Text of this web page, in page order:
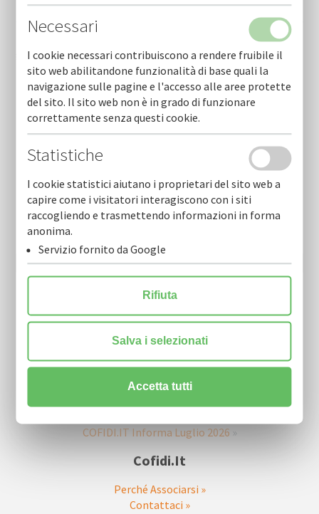
Banca aidexa s.p.a.
Banca di credito cooperativo san marzano di san giuseppe -
gruppo cassa centrale
Newsletter
Resta sempre aggiornato sulle nostre novità.
Scarica la nostra Newsletter e iscriviti per riceverla via mail.
Ultime Newsletter
COFIDI.IT Informa Luglio 2026 »
Cofidi.it
Perché Associarsi »
Contattaci »
Necessari
I cookie necessari contribuiscono a rendere fruibile il
sito web abilitandone funzionalità di base quali la
navigazione sulle pagine e l'accesso alle aree protette
del sito. Il sito web non è in grado di funzionare
correttamente senza questi cookie.
Statistiche
I cookie statistici aiutano i proprietari del sito web a
capire come i visitatori interagiscono con i siti
raccogliendo e trasmettendo informazioni in forma
anonima.
Servizio fornito da Google
Rifiuta
Salva i selezionati
Accetta tutti